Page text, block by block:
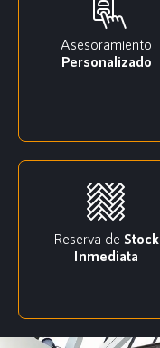
Asesoramiento
Personalizado
Reserva de Stock
Inmediata